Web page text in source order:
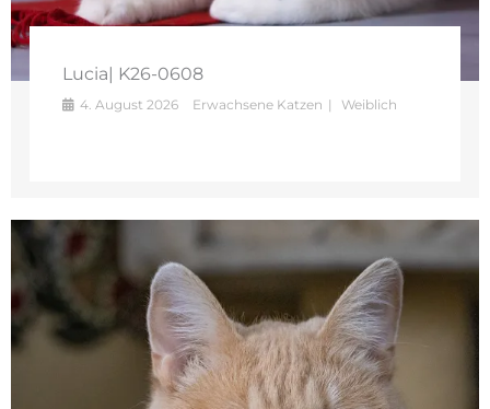
Lucia| K26-0608
4. August 2026 Erwachsene Katzen Weiblich